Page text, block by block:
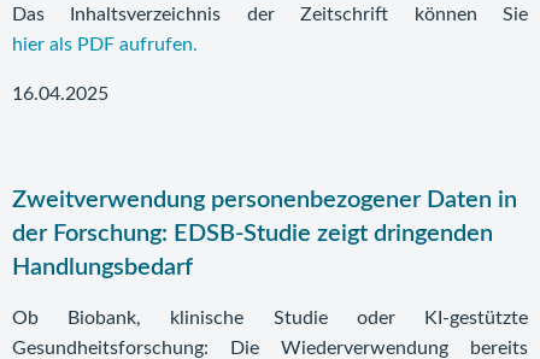
Das Inhaltsverzeichnis der Zeitschrift können Sie
hier als PDF aufrufen.
16.04.2025
Zweitverwendung personenbezogener Daten in
der Forschung: EDSB-Studie zeigt dringenden
Handlungsbedarf
Ob Biobank, klinische Studie oder KI-gestützte
Gesundheitsforschung: Die Wiederverwendung bereits